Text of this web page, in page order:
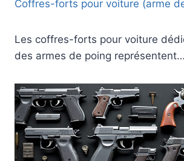
Coffres-forts pour voiture (arme
Les coffres-forts pour voiture
des armes de poing représentent…